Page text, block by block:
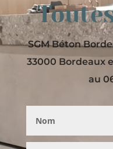
SGM Béton
33000 Bordeaux
au